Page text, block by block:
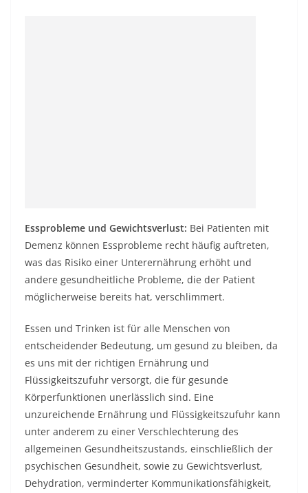
Essprobleme und Gewichtsverlust: Bei Patienten mit
Demenz können Essprobleme recht häufig auftreten,
was das Risiko einer Unterernährung erhöht und
andere gesundheitliche Probleme, die der Patient
möglicherweise bereits hat, verschlimmert.
Essen und Trinken ist für alle Menschen von
entscheidender Bedeutung, um gesund zu bleiben, da
es uns mit der richtigen Ernährung und
Flüssigkeitszufuhr versorgt, die für gesunde
Körperfunktionen unerlässlich sind. Eine
unzureichende Ernährung und Flüssigkeitszufuhr kann
unter anderem zu einer Verschlechterung des
allgemeinen Gesundheitszustands, einschließlich der
psychischen Gesundheit, sowie zu Gewichtsverlust,
Dehydration, verminderter Kommunikationsfähigkeit,